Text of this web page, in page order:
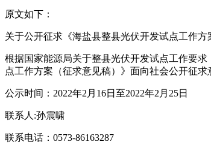
原文如下：
关于公开征求《海盐县整县光伏开发试点工作
根据国家能源局关于整县光伏开发试点工作要
点工作方案（征求意见稿）》面向社会公开征
公示时间：2022年2月16日至2022年2月25日
联系人:孙震啸
联系电话：0573-86163287